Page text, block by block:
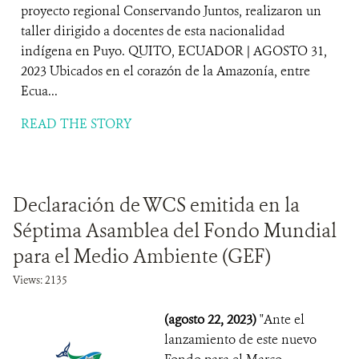
proyecto regional Conservando Juntos, realizaron un
taller dirigido a docentes de esta nacionalidad
indígena en Puyo. QUITO, ECUADOR | AGOSTO 31,
2023 Ubicados en el corazón de la Amazonía, entre
Ecua...
READ THE STORY
Declaración de WCS emitida en la
Séptima Asamblea del Fondo Mundial
para el Medio Ambiente (GEF)
Views: 2135
(agosto 22, 2023)"Ante el
lanzamiento de este nuevo